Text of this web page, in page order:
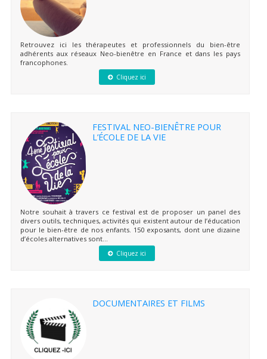
Retrouvez ici les thérapeutes et professionnels du bien-être
adhérents aux réseaux Neo-bienêtre en France et dans les pays
francophones.
Cliquez ici
FESTIVAL NEO-BIENÊTRE POUR
L’ÉCOLE DE LA VIE
Notre souhait à travers ce festival est de proposer un panel des
divers outils, techniques, activités qui existent autour de l’éducation
pour le bien-être de nos enfants. 150 exposants, dont une dizaine
d’écoles alternatives sont...
Cliquez ici
DOCUMENTAIRES ET FILMS